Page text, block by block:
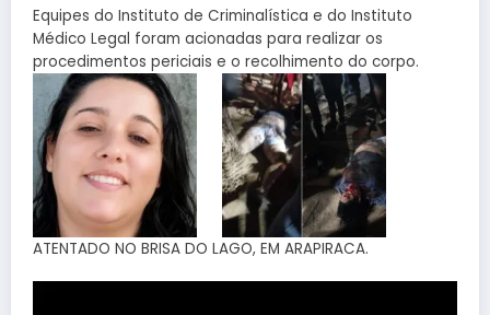
Equipes do Instituto de Criminalística e do Instituto
Médico Legal foram acionadas para realizar os
procedimentos periciais e o recolhimento do corpo.
ATENTADO NO BRISA DO LAGO, EM ARAPIRACA.